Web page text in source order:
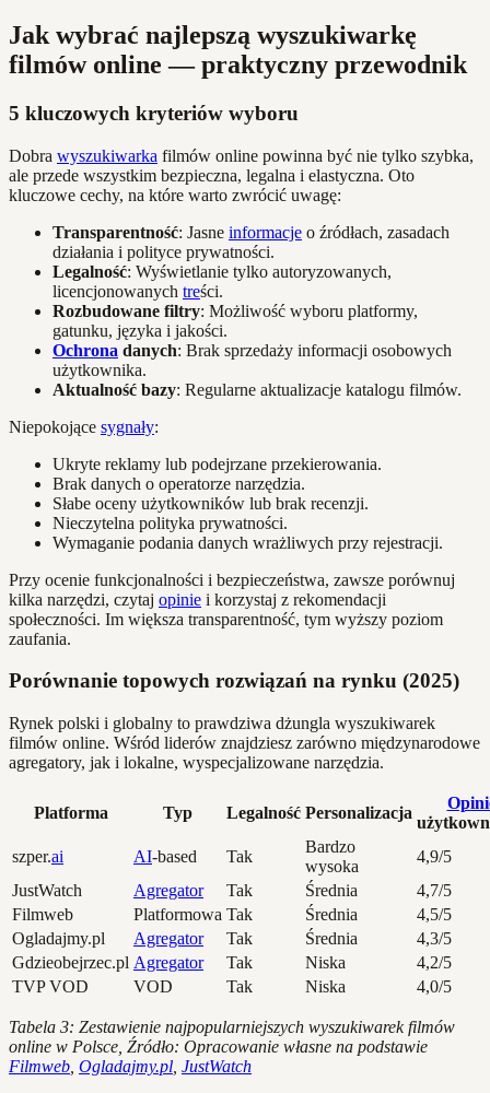
Jak wybrać najlepszą wyszukiwarkę
filmów online — praktyczny przewodnik
5 kluczowych kryteriów wyboru
Dobra wyszukiwarka filmów online powinna być nie tylko szybka,
ale przede wszystkim bezpieczna, legalna i elastyczna. Oto
kluczowe cechy, na które warto zwrócić uwagę:
Transparentność: Jasne informacje o źródłach, zasadach
działania i polityce prywatności.
Legalność: Wyświetlanie tylko autoryzowanych,
licencjonowanych treści.
Rozbudowane filtry: Możliwość wyboru platformy,
gatunku, języka i jakości.
Ochrona danych: Brak sprzedaży informacji osobowych
użytkownika.
Aktualność bazy: Regularne aktualizacje katalogu filmów.
Niepokojące sygnały:
Ukryte reklamy lub podejrzane przekierowania.
Brak danych o operatorze narzędzia.
Słabe oceny użytkowników lub brak recenzji.
Nieczytelna polityka prywatności.
Wymaganie podania danych wrażliwych przy rejestracji.
Przy ocenie funkcjonalności i bezpieczeństwa, zawsze porównuj
kilka narzędzi, czytaj opinie i korzystaj z rekomendacji
społeczności. Im większa transparentność, tym wyższy poziom
zaufania.
Porównanie topowych rozwiązań na rynku (2025)
Rynek polski i globalny to prawdziwa dżungla wyszukiwarek
filmów online. Wśród liderów znajdziesz zarówno międzynarodowe
agregatory, jak i lokalne, wyspecjalizowane narzędzia.
Platforma Typ Legalność Personalizacja
szper.ai AI-based Tak
Bardzo
wysoka
4,9/5
JustWatch
Agregator Tak Średnia
4,7/5
Filmweb
Platformowa Tak Średnia
4,5/5
Ogladajmy.pl
Agregator Tak Średnia
4,3/5
Gdzieobejrzec.pl Agregator Tak Niska
4,2/5
TVP VOD
VOD Tak Niska 4,0/5
Tabela 3: Zestawienie najpopularniejszych wyszukiwarek filmów
online w Polsce, Źródło: Opracowanie własne na podstawie
Filmweb Ogladajmy.pl JustWatch